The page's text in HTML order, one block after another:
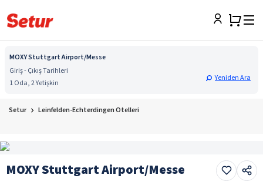
MOXY Stuttgart Airport/Messe
Giriş - Çıkış Tarihleri
1 Oda, 2 Yetişkin
Yeniden Ara
Setur Leinfelden-Echterdingen Otelleri
MOXY Stuttgart Airport/Messe